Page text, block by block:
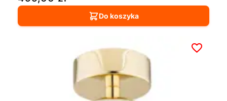
Do koszyka